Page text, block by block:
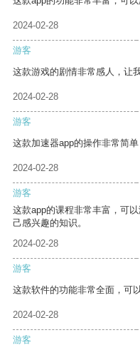
2024-02-28
游客
这款游戏的剧情非常感人，让
2024-02-28
游客
这款加速器app的操作非常简
2024-02-28
游客
这款app的课程非常丰富，可
己感兴趣的知识。
2024-02-28
游客
这款软件的功能非常全面，可
2024-02-28
游客